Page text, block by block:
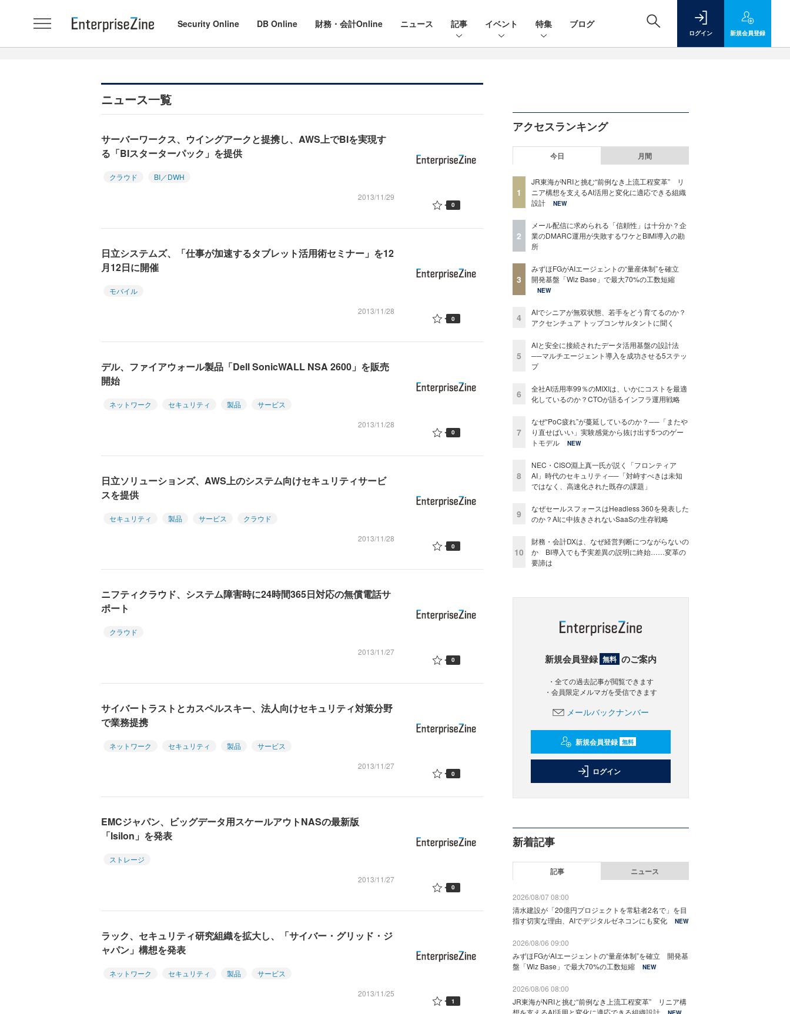
Security Online DB Online 財務・会計Online ニュース 記事 イベント 特集 ブログ
ログイン 新規会員登録
ニュース一覧
サーバーワークス、ウイングアークと提携し、AWS上でBIを実現す
る「BIスターターパック」を提供
クラウド
BI／DWH
2013/11/29
0
日立システムズ、「仕事が加速するタブレット活用術セミナー」を12
月12日に開催
モバイル
2013/11/28
0
デル、ファイアウォール製品「Dell SonicWALL NSA 2600」を販売
開始
ネットワーク セキュリティ 製品
サービス
2013/11/28
0
日立ソリューションズ、AWS上のシステム向けセキュリティサービ
スを提供
セキュリティ 製品 サービス
クラウド
2013/11/28
0
ニフティクラウド、システム障害時に24時間365日対応の無償電話サ
ポート
クラウド
2013/11/27
0
サイバートラストとカスペルスキー、法人向けセキュリティ対策分野
で業務提携
ネットワーク セキュリティ 製品
サービス
2013/11/27
0
EMCジャパン、ビッグデータ用スケールアウトNASの最新版
「Isilon」を発表
ストレージ
2013/11/27
0
ラック、セキュリティ研究組織を拡大し、「サイバー・グリッド・ジ
ャパン」構想を発表
ネットワーク セキュリティ 製品
サービス
2013/11/25
1
アクセスランキング
今日 月間
1
JR東海がNRIと挑む“前例なき上流工程変革” リ
ニア構想を支えるAI活用と変化に適応できる組織
設計
NEW
2
メール配信に求められる「信頼性」は十分か？企
業のDMARC運用が失敗するワケとBIMI導入の勘
所
3
みずほFGがAIエージェントの“量産体制”を確立
開発基盤「Wiz Base」で最大70%の工数短縮
NEW
4
AIでシニアが無双状態、若手をどう育てるのか？
アクセンチュア トップコンサルタントに聞く
5
AIと安全に接続されたデータ活用基盤の設計法
──マルチエージェント導入を成功させる5ステッ
プ
6
全社AI活用率99％のMIXIは、いかにコストを最適
化しているのか？CTOが語るインフラ運用戦略
7
なぜ“PoC疲れ”が蔓延しているのか？──「またや
り直せばいい」実験感覚から抜け出す5つのゲー
トモデル
NEW
8
NEC・CISO淵上真一氏が説く「フロンティア
AI」時代のセキュリティ──「対峙すべきは未知
ではなく、高速化された既存の課題」
9
なぜセールスフォースはHeadless 360を発表した
のか？AIに中抜きされないSaaSの生存戦略
10
財務・会計DXは、なぜ経営判断につながらないの
か BI導入でも予実差異の説明に終始……変革の
要諦は
新規会員登録 無料 のご案内
・全ての過去記事が閲覧できます
・会員限定メルマガを受信できます
メールバックナンバー
新規会員登録 無料
ログイン
新着記事
記事 ニュース
2026/08/07 08:00
清水建設が「20億円プロジェクトを常駐者2名で」を目
指す切実な理由、AIでデジタルゼネコンにも変化
NEW
2026/08/06 09:00
みずほFGがAIエージェントの“量産体制”を確立 開発基
盤「Wiz Base」で最大70%の工数短縮
NEW
2026/08/06 08:00
JR東海がNRIと挑む“前例なき上流工程変革” リニア構
想を支えるAI活用と変化に適応できる組織設計